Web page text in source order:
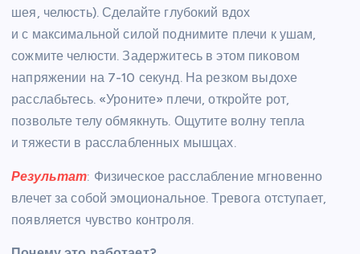
шея, челюсть). Сделайте глубокий вдох
и с максимальной силой поднимите плечи к ушам,
сожмите челюсти. Задержитесь в этом пиковом
напряжении на 7-10 секунд. На резком выдохе
расслабьтесь. «Уроните» плечи, откройте рот,
позвольте телу обмякнуть. Ощутите волну тепла
и тяжести в расслабленных мышцах.
Результат: Физическое расслабление мгновенно
влечет за собой эмоциональное. Тревога отступает,
появляется чувство контроля.